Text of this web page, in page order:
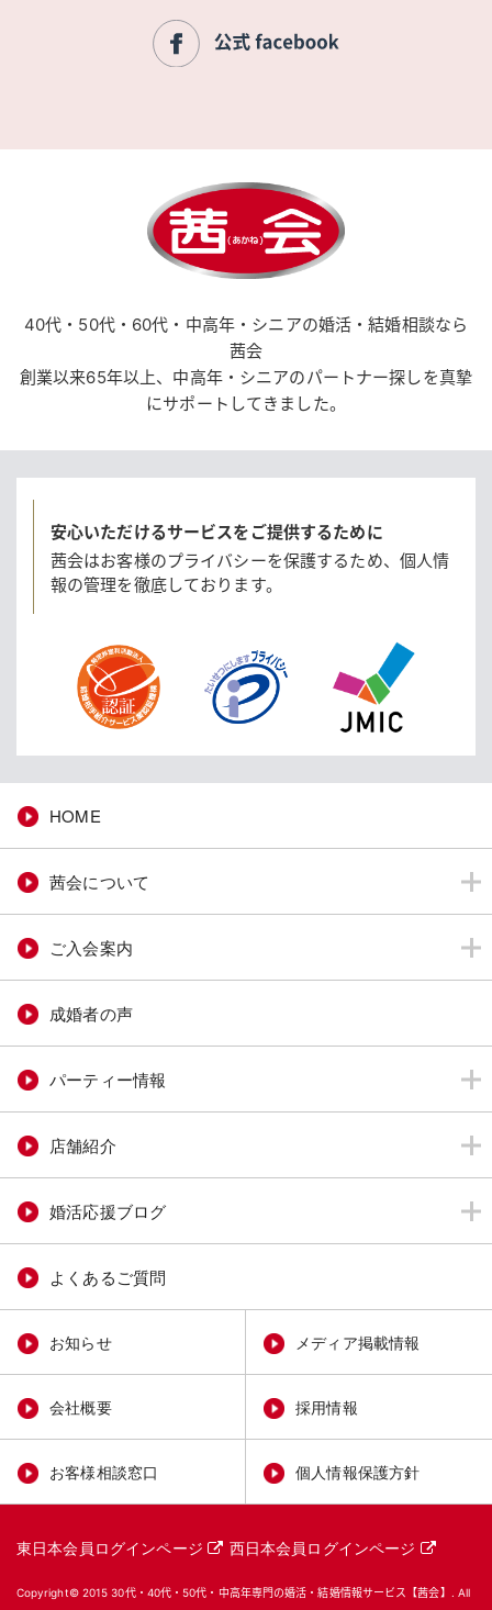
40代・50代・60代・中高年・シニアの婚活・結婚相談なら
茜会
創業以来65年以上、中高年・シニアのパートナー探しを真摯
にサポートしてきました。
安心いただけるサービスをご提供するために
茜会はお客様のプライバシーを保護するため、 個人情
報の管理を徹底しております。
HOME
茜会について
ご入会案内
成婚者の声
パーティー情報
店舗紹介
婚活応援ブログ
よくあるご質問
お知らせ メディア掲載情報
会社概要 採用情報
お客様相談窓口 個人情報保護方針
東日本会員ログインページ 西日本会員ログインページ
Copyright© 201530代・40代・50代・中高年専門の婚活・結婚情報サービス【茜会】
. All